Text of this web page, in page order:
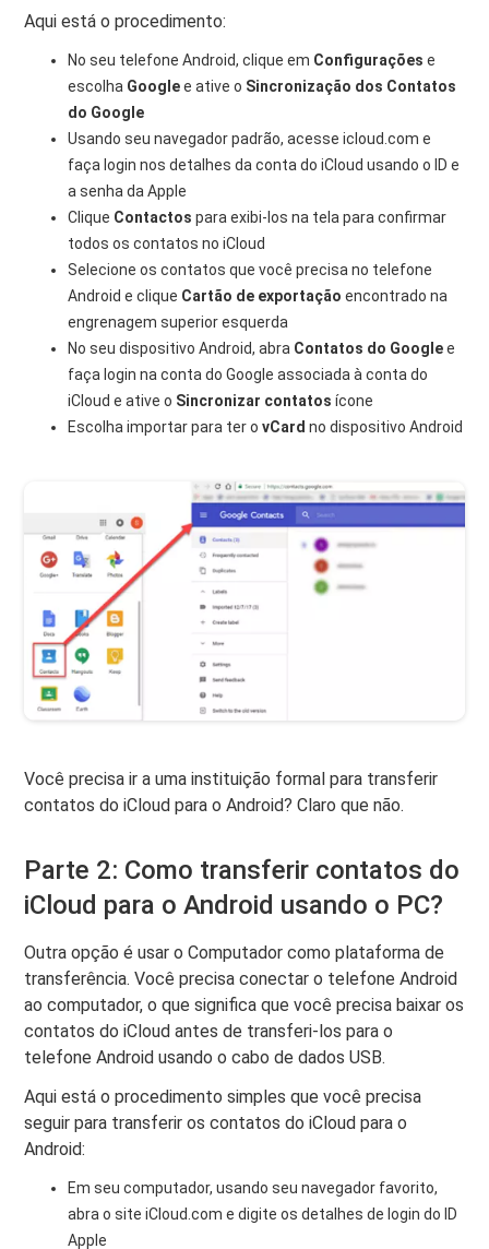
Aqui está o procedimento:
No seu telefone Android, clique em Configuraçõese
escolha Googlee ative o Sincronização dos Contatos
do Google
Usando seu navegador padrão, acesse icloud.com e
faça login nos detalhes da conta do iCloud usando o ID e
a senha da Apple
Clique Contactospara exibi-los na tela para confirmar
todos os contatos no iCloud
Selecione os contatos que você precisa no telefone
Android e clique Cartão de exportaçãoencontrado na
engrenagem superior esquerda
No seu dispositivo Android, abra Contatos do Googlee
faça login na conta do Google associada à conta do
iCloud e ative o Sincronizar contatosícone
Escolha importar para ter ovCardno dispositivo Android
Você precisa ir a uma instituição formal para transferir
contatos do iCloud para o Android? Claro que não.
Parte 2: Como transferir contatos do
iCloud para o Android usando o PC?
Outra opção é usar o Computador como plataforma de
transferência. Você precisa conectar o telefone Android
ao computador, o que significa que você precisa baixar os
contatos do iCloud antes de transferi-los para o
telefone Android usando o cabo de dados USB.
Aqui está o procedimento simples que você precisa
seguir para transferir os contatos do iCloud para o
Android:
Em seu computador, usando seu navegador favorito,
abra o site iCloud.com e digite os detalhes de login do ID
Apple